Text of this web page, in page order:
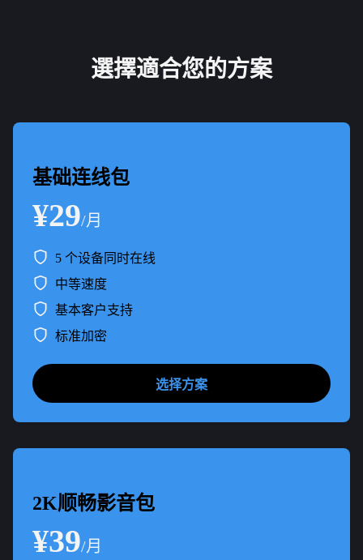
選擇適合您的方案
基础连线包
¥29/月
5 个设备同时在线
中等速度
基本客户支持
标准加密
选择方案
2K顺畅影音包
¥39/月